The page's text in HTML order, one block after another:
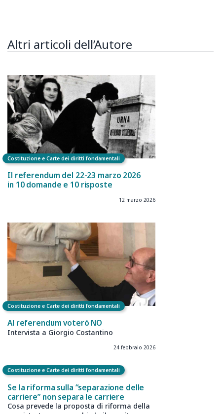
Altri articoli dell’Autore
Costituzione e Carte dei diritti fondamentali
Il referendum del 22-23 marzo 2026
in 10 domande e 10 risposte
12 marzo 2026
Costituzione e Carte dei diritti fondamentali
Al referendum voterò NO
Intervista a Giorgio Costantino
24 febbraio 2026